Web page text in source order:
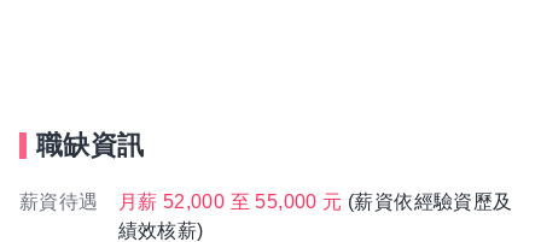
職缺資訊
薪資待遇 月薪 52,000 至 55,000 元 (薪資依經驗資歷及
績效核薪)